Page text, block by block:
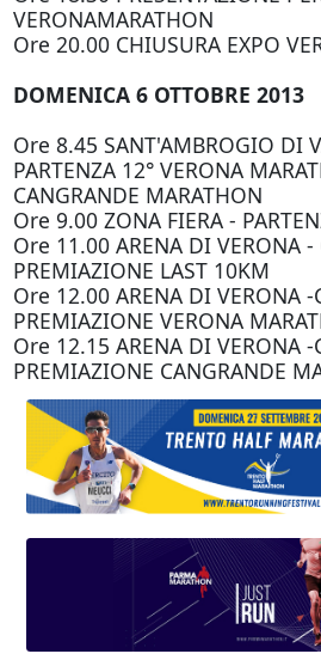
VERONAMARATHON
Ore 20.00 CHIUSURA EXPO
DOMENICA 6 OTTOBRE 2013
Ore 8.45 SANT'AMBROGIO DI
PARTENZA 12° VERONA
CANGRANDE MARATHON
Ore 9.00 ZONA FIERA -
Ore 11.00 ARENA DI VERONA
PREMIAZIONE LAST 10KM
Ore 12.00 ARENA DI VERONA
PREMIAZIONE VERONA
Ore 12.15 ARENA DI VERONA
PREMIAZIONE CANGRANDE